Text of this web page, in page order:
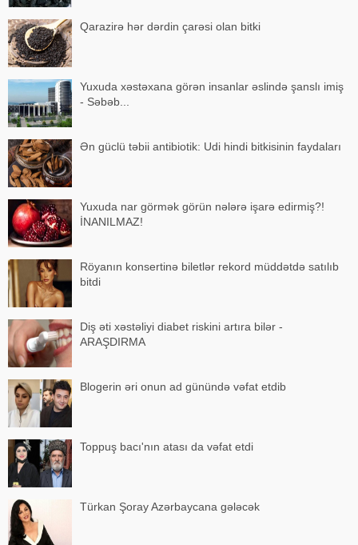
Qarazirə hər dərdin çarəsi olan bitki
Yuxuda xəstəxana görən insanlar əslində şanslı imiş
- Səbəb...
Ən güclü təbii antibiotik: Udi hindi bitkisinin faydaları
Yuxuda nar görmək görün nələrə işarə edirmiş?!
İNANILMAZ!
Röyanın konsertinə biletlər rekord müddətdə satılıb
bitdi
Diş əti xəstəliyi diabet riskini artıra bilər -
ARAŞDIRMA
Blogerin əri onun ad günündə vəfat etdib
Toppuş bacı'nın atası da vəfat etdi
Türkan Şoray Azərbaycana gələcək